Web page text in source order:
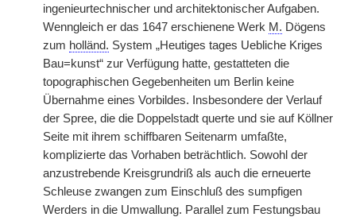
ingenieurtechnischer und architektonischer Aufgaben.
Wenngleich er das 1647 erschienene Werk M. Dögens
zum holländ. System „Heutiges tages Uebliche Kriges
Bau=kunst“ zur Verfügung hatte, gestatteten die
topographischen Gegebenheiten um Berlin keine
Übernahme eines Vorbildes. Insbesondere der Verlauf
der Spree, die die Doppelstadt querte und sie auf Köllner
Seite mit ihrem schiffbaren Seitenarm umfaßte,
komplizierte das Vorhaben beträchtlich. Sowohl der
anzustrebende Kreisgrundriß als auch die erneuerte
Schleuse zwangen zum Einschluß des sumpfigen
Werders in die Umwallung. Parallel zum Festungsbau